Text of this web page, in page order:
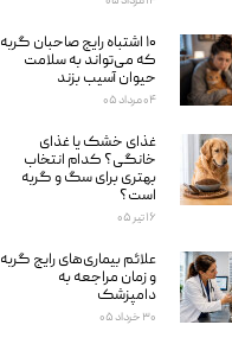
۱۰ اشتباه رایج صاحبان گربه
که می‌تواند به سلامت
حیوان آسیب بزند
۰۴ مرداد ۰۵
غذای خشک یا غذای
خانگی؟ کدام انتخاب
بهتری برای سگ و گربه
است؟
۱۶ تیر ۰۵
علائم بیماری‌های رایج گربه
و زمان مراجعه به
دامپزشک
۳۰ خرداد ۰۵